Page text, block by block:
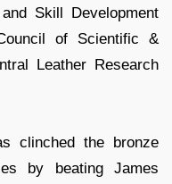
Skill Development
of Scientific &
Leather Research
clinched the bronze
by beating James